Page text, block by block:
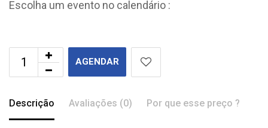
Escolha um evento no calendário :
AGENDAR
Descrição Avaliações (0) Por que esse preço ?